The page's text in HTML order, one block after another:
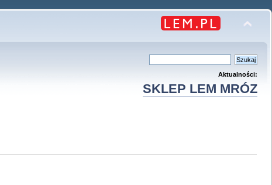
Aktualności:
SKLEP LEM MRÓZ